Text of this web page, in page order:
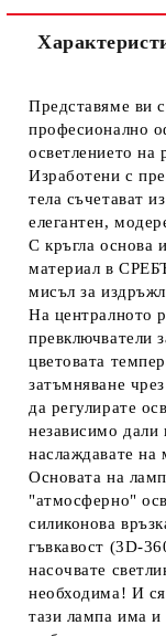
Представяме ви
професионално
осветлението на
Изработени с
тела съчетават
елегантен,
С кръгла основа
материал в
мисъл за
На централното
превключватели
цветовата
затъмняване
да регулирате
независимо дали
наслаждавате на
Основата на
"атмосферно"
силиконова
гъвкавост (3D-
насочвате
необходима! И
тази лампа има